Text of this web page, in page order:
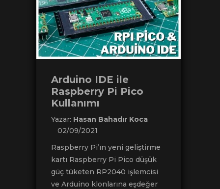
Arduino IDE ile
Raspberry Pi Pico
Kullanımı
Yazar: Hasan Bahadır Koca
02/09/2021
Raspberry Pi’ın yeni geliştirme
kartı Raspberry Pi Pico düşük
güç tüketen RP2040 işlemcisi
ve Arduino klonlarına eşdeğer